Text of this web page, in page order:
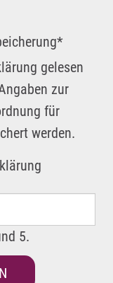
*
gelesen
zur
für
werden.
5.